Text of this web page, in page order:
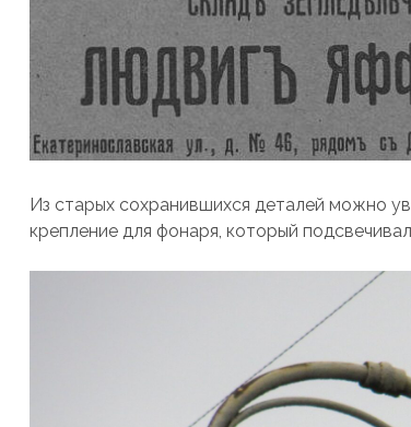
Из старых сохранившихся деталей можно
крепление для фонаря, который